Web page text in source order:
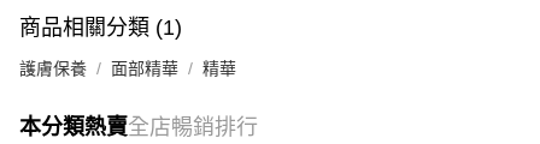
付款後門市自取，訂單確認後2-4個工作天到店，7天內取。逾期後
商品相關分類 (1)
護膚保養 面部精華 精華
本分類熱賣全店暢銷排行